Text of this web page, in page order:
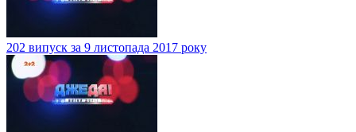
202 випуск за 9 листопада 2017 року